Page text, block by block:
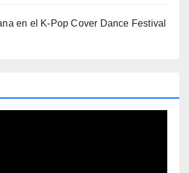
en el K-Pop Cover Dance Festival